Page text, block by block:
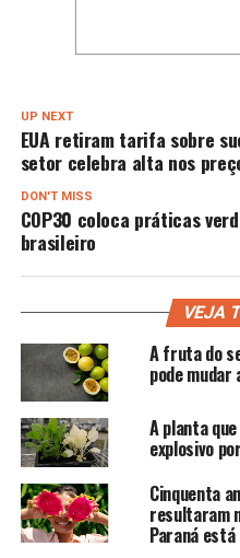
UP NEXT
EUA retiram tarifa sobre
setor celebra alta nos
DON'T MISS
COP30 coloca práticas
brasileiro
VEJA
A fruta do
pode mudar
A planta
explosivo
Cinquenta
resultaram
Paraná